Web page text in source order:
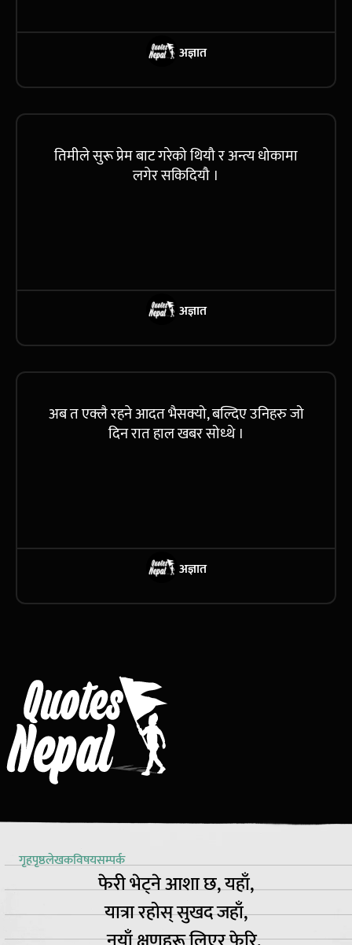
अज्ञात
तिमीले सुरू प्रेम बाट गरेको थियौ र अन्त्य धोकामा
लगेर सकिदियौ ।
अज्ञात
अब त एक्लै रहने आदत भैसक्यो, बल्दिए उनिहरु जो
दिन रात हाल खबर सोध्थे ।
अज्ञात
गृहपृष्ठलेखकविषयसम्पर्क
फेरी भेट्ने आशा छ, यहाँ,
यात्रा रहोस् सुखद जहाँ,